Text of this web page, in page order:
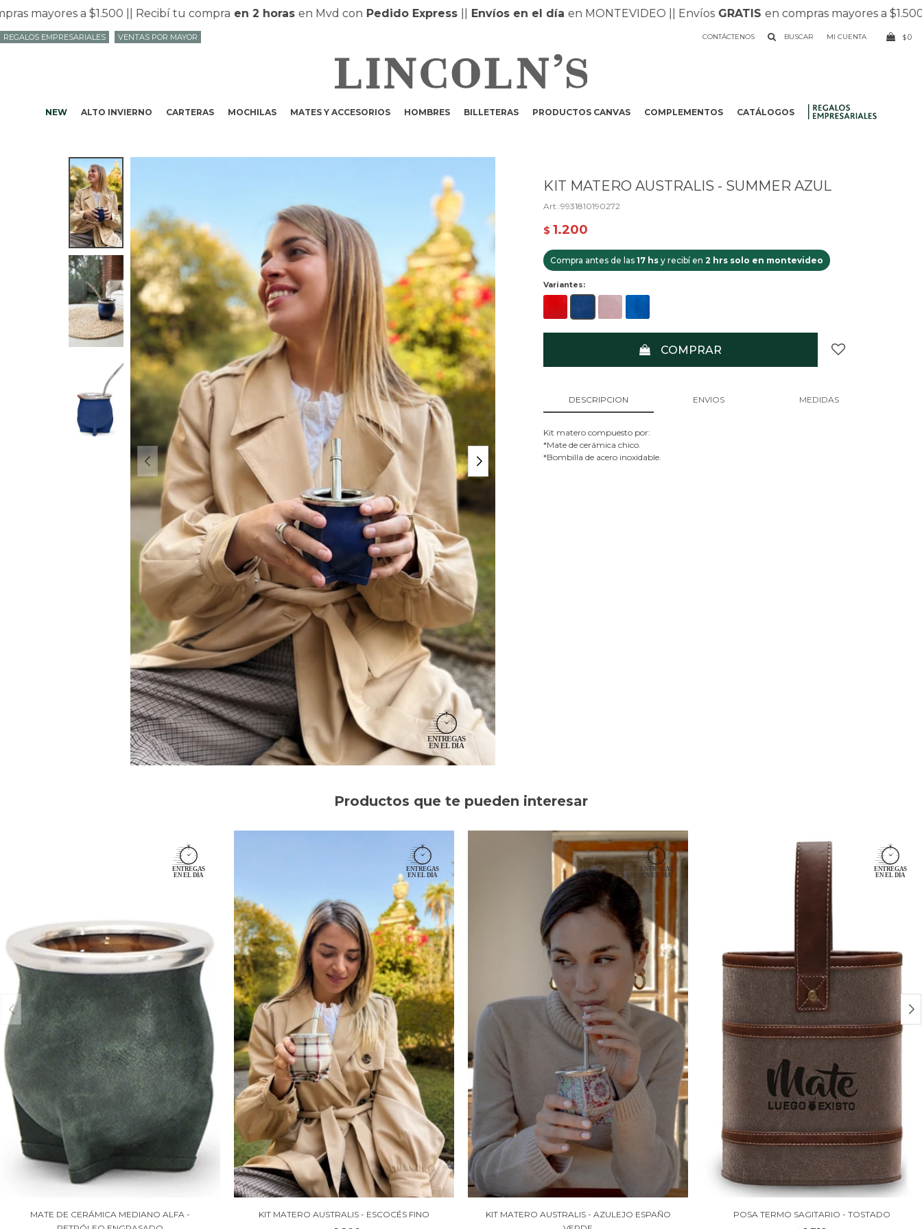
a $1.500 || Recibí tu compraen 2 horasen Mvd conPedido Express||Envíos en el díaen MONTEVIDEO || EnvíosGRATISen compras mayores a $1.500 ||
NEW ALTO INVIERNO CARTERAS MOCHILAS MATES Y ACCESORIOS HOMBRES BILLETERAS PRODUCTOS CANVAS COMPLEMENTOS CATÁLOGOS
CONTÁCTENOS $0
REGALOS EMPRESARIALES VENTAS POR MAYOR
KIT MATERO AUSTRALIS - SUMMER AZUL
9931810190272
$ 1.200
Compra antes de las 17 hs y recibí en 2 hrs solo en montevideo
Variantes:
COMPRAR
DESCRIPCION ENVIOS MEDIDAS
Kit matero compuesto por:
*Mate de cerámica chico.
*Bombilla de acero inoxidable.
Productos que te pueden interesar
MATE DE CERÁMICA MEDIANO ALFA -
KIT MATERO AUSTRALIS - ESCOCÉS FINO
KIT MATERO AUSTRALIS - AZULEJO ESPAÑO
POSA TERMO SAGITARIO - TOSTADO